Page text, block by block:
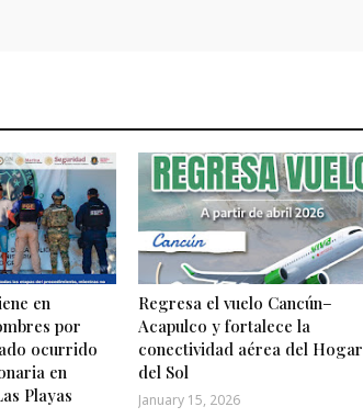
en
por
ocurrido
en
Playas
Regresa el vuelo Cancún–
Acapulco y fortalece la
conectividad aérea del Hogar
del Sol
January 15, 2026